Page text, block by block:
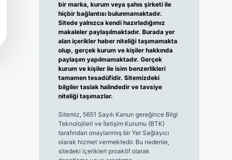
bir marka, kurum veya şahıs şirketi ile
hiçbir bağlantısı bulunmamaktadır.
Sitede yalnızca kendi hazırladığımız
makaleler paylaşılmaktadır. Burada yer
alan içerikler haber niteliği taşımamakta
olup, gerçek kurum ve kişiler hakkında
paylaşım yapılmamaktadır. Gerçek
kurum ve kişiler ile isim benzerlikleri
tamamen tesadüfidir. Sitemizdeki
bilgiler taslak halindedir ve tavsiye
niteliği taşımazlar.
Sitemiz, 5651 Sayılı Kanun gereğince Bilgi
Teknolojileri ve İletişim Kurumu (BTK)
tarafından onaylanmış bir Yer Sağlayıcı
olarak hizmet vermektedir. Bu nedenle,
sitedeki içerikleri proaktif olarak